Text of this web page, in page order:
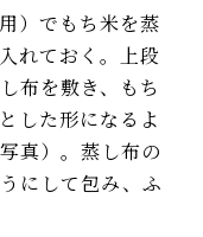
）でもち米を蒸
れておく。上段
布を敷き、もち
した形になるよ
真）。蒸し布の
にして包み、ふ